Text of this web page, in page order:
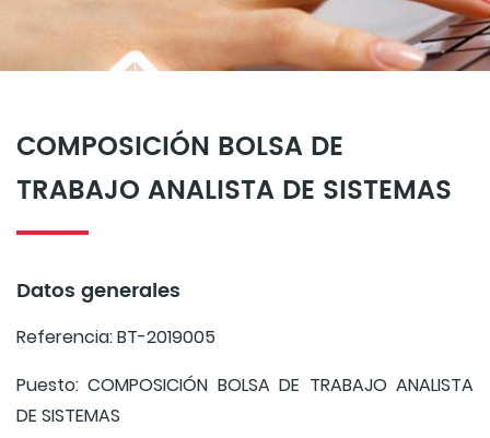
COMPOSICIÓN BOLSA DE
TRABAJO ANALISTA DE SISTEMAS
Datos generales
Referencia: BT-2019005
Puesto: COMPOSICIÓN BOLSA DE TRABAJO ANALISTA
DE SISTEMAS